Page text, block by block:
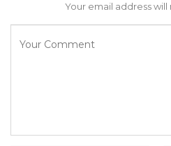
Your email address will